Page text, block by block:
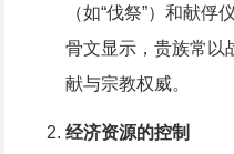
（如“伐祭”）和献
骨文显示，贵族常以
献与宗教权威。
经济资源的控制